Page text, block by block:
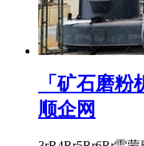
「矿石磨
顺企网